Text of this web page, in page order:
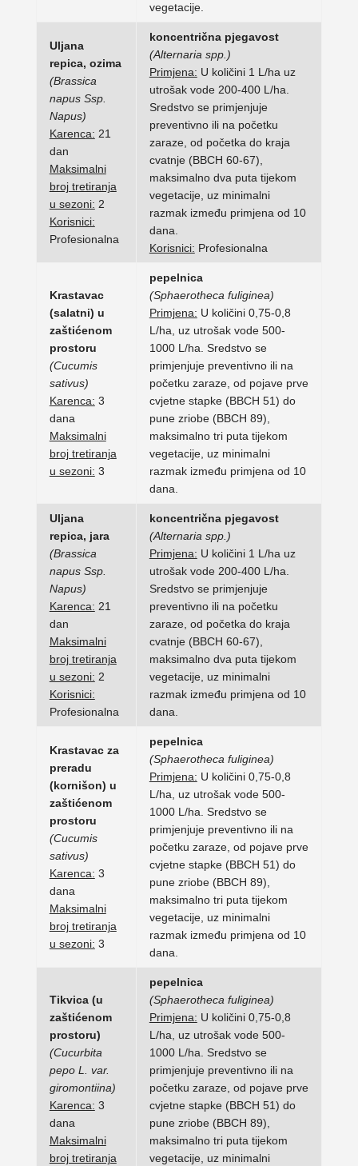
vegetacije.
Uljana
repica, ozima
(Brassica
napus Ssp.
Napus)
Karenca: 21
dan
Maksimalni
broj tretiranja
u sezoni: 2
Korisnici:
Profesionalna
koncentrična pjegavost
(Alternaria spp.)
Primjena: U količini 1 L/ha uz
utrošak vode 200-400 L/ha.
Sredstvo se primjenjuje
preventivno ili na početku
zaraze, od početka do kraja
cvatnje (BBCH 60-67),
maksimalno dva puta tijekom
vegetacije, uz minimalni
razmak između primjena od 10
dana.
Korisnici: Profesionalna
Krastavac
(salatni) u
zaštićenom
prostoru
(Cucumis
sativus)
Karenca: 3
dana
Maksimalni
broj tretiranja
u sezoni: 3
pepelnica
(Sphaerotheca fuliginea)
Primjena: U količini 0,75-0,8
L/ha, uz utrošak vode 500-
1000 L/ha. Sredstvo se
primjenjuje preventivno ili na
početku zaraze, od pojave prve
cvjetne stapke (BBCH 51) do
pune zriobe (BBCH 89),
maksimalno tri puta tijekom
vegetacije, uz minimalni
razmak između primjena od 10
dana.
Uljana
repica, jara
(Brassica
napus Ssp.
Napus)
Karenca: 21
dan
Maksimalni
broj tretiranja
u sezoni: 2
Korisnici:
Profesionalna
koncentrična pjegavost
(Alternaria spp.)
Primjena: U količini 1 L/ha uz
utrošak vode 200-400 L/ha.
Sredstvo se primjenjuje
preventivno ili na početku
zaraze, od početka do kraja
cvatnje (BBCH 60-67),
maksimalno dva puta tijekom
vegetacije, uz minimalni
razmak između primjena od 10
dana.
Krastavac za
preradu
(kornišon) u
zaštićenom
prostoru
(Cucumis
sativus)
Karenca: 3
dana
Maksimalni
broj tretiranja
u sezoni: 3
pepelnica
(Sphaerotheca fuliginea)
Primjena: U količini 0,75-0,8
L/ha, uz utrošak vode 500-
1000 L/ha. Sredstvo se
primjenjuje preventivno ili na
početku zaraze, od pojave prve
cvjetne stapke (BBCH 51) do
pune zriobe (BBCH 89),
maksimalno tri puta tijekom
vegetacije, uz minimalni
razmak između primjena od 10
dana.
Tikvica (u
zaštićenom
prostoru)
(Cucurbita
pepo L. var.
giromontiina)
Karenca: 3
dana
Maksimalni
broj tretiranja
pepelnica
(Sphaerotheca fuliginea)
Primjena: U količini 0,75-0,8
L/ha, uz utrošak vode 500-
1000 L/ha. Sredstvo se
primjenjuje preventivno ili na
početku zaraze, od pojave prve
cvjetne stapke (BBCH 51) do
pune zriobe (BBCH 89),
maksimalno tri puta tijekom
vegetacije, uz minimalni